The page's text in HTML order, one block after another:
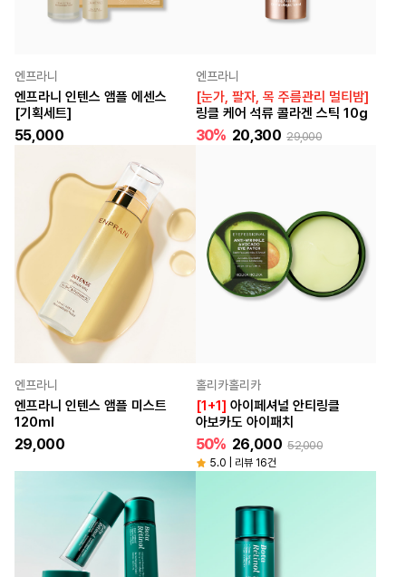
엔프라니
엔프라니 인텐스 앰플 에센스
[기획세트]
55,000
엔프라니
[눈가, 팔자, 목 주름관리 멀티밤]
링클 케어 석류 콜라겐 스틱 10g
30% 20,300 29,000
엔프라니
엔프라니 인텐스 앰플 미스트
120ml
29,000
홀리카홀리카
[1+1] 아이페셔널 안티링클
아보카도 아이패치
50% 26,000 52,000
5.0 | 리뷰 16건